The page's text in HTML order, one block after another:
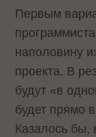
Первым
наполовину
проекта. В
будут «в
будет прямо
Казалось бы,